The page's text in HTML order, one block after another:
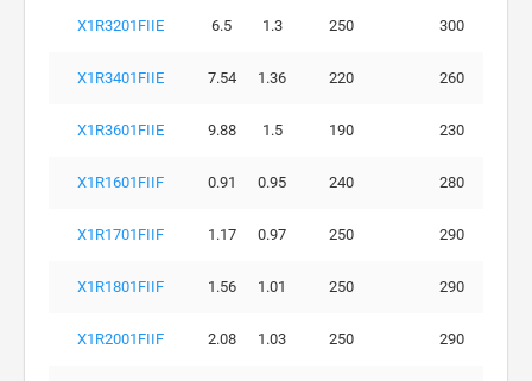
X1R3201FIIE 6.5 1.3 250 300
X1R3401FIIE 7.54 1.36 220 260
X1R3601FIIE 9.88 1.5 190 230
X1R1601FIIF 0.91 0.95 240 280
X1R1701FIIF 1.17 0.97 250 290
X1R1801FIIF 1.56 1.01 250 290
X1R2001FIIF 2.08 1.03 250 290